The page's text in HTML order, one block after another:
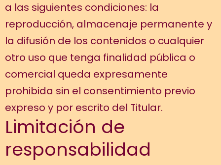
a las siguientes condiciones: la
reproducción, almacenaje permanente y
la difusión de los contenidos o cualquier
otro uso que tenga finalidad pública o
comercial queda expresamente
prohibida sin el consentimiento previo
expreso y por escrito del Titular.
Limitación de
responsabilidad